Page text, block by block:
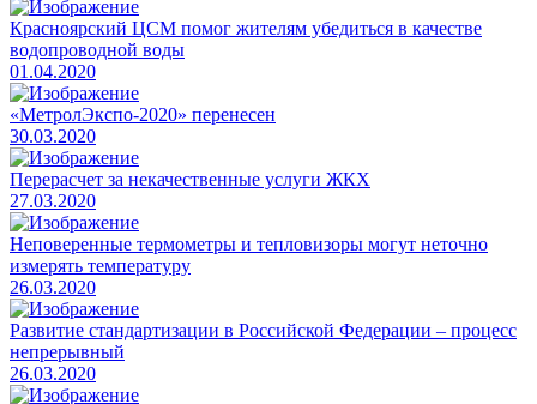
Красноярский ЦСМ помог жителям убедиться в качестве
водопроводной воды
01.04.2020
«МетролЭкспо-2020» перенесен
30.03.2020
Перерасчет за некачественные услуги ЖКХ
27.03.2020
Неповеренные термометры и тепловизоры могут неточно
измерять температуру
26.03.2020
Развитие стандартизации в Российской Федерации – процесс
непрерывный
26.03.2020